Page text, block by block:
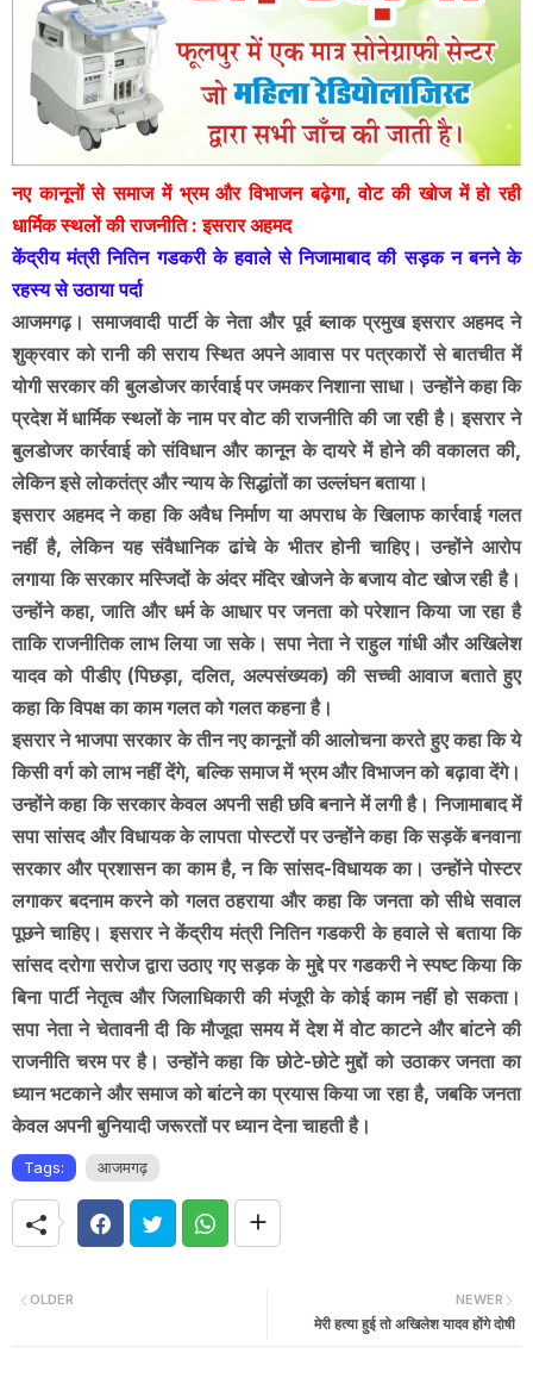
नए कानूनों से समाज में भ्रम और विभाजन बढ़ेगा, वोट की खोज में हो रही
धार्मिक स्थलों की राजनीति : इसरार अहमद
केंद्रीय मंत्री नितिन गडकरी के हवाले से निजामाबाद की सड़क न बनने के
रहस्य से उठाया पर्दा
आजमगढ़। समाजवादी पार्टी के नेता और पूर्व ब्लाक प्रमुख इसरार अहमद ने
शुक्रवार को रानी की सराय स्थित अपने आवास पर पत्रकारों से बातचीत में
योगी सरकार की बुलडोजर कार्रवाई पर जमकर निशाना साधा। उन्होंने कहा कि
प्रदेश में धार्मिक स्थलों के नाम पर वोट की राजनीति की जा रही है। इसरार ने
बुलडोजर कार्रवाई को संविधान और कानून के दायरे में होने की वकालत की,
लेकिन इसे लोकतंत्र और न्याय के सिद्धांतों का उल्लंघन बताया।
इसरार अहमद ने कहा कि अवैध निर्माण या अपराध के खिलाफ कार्रवाई गलत
नहीं है, लेकिन यह संवैधानिक ढांचे के भीतर होनी चाहिए। उन्होंने आरोप
लगाया कि सरकार मस्जिदों के अंदर मंदिर खोजने के बजाय वोट खोज रही है।
उन्होंने कहा, जाति और धर्म के आधार पर जनता को परेशान किया जा रहा है
ताकि राजनीतिक लाभ लिया जा सके। सपा नेता ने राहुल गांधी और अखिलेश
यादव को पीडीए (पिछड़ा, दलित, अल्पसंख्यक) की सच्ची आवाज बताते हुए
कहा कि विपक्ष का काम गलत को गलत कहना है।
इसरार ने भाजपा सरकार के तीन नए कानूनों की आलोचना करते हुए कहा कि ये
किसी वर्ग को लाभ नहीं देंगे, बल्कि समाज में भ्रम और विभाजन को बढ़ावा देंगे।
उन्होंने कहा कि सरकार केवल अपनी सही छवि बनाने में लगी है। निजामाबाद में
सपा सांसद और विधायक के लापता पोस्टरों पर उन्होंने कहा कि सड़कें बनवाना
सरकार और प्रशासन का काम है, न कि सांसद-विधायक का। उन्होंने पोस्टर
लगाकर बदनाम करने को गलत ठहराया और कहा कि जनता को सीधे सवाल
पूछने चाहिए। इसरार ने केंद्रीय मंत्री नितिन गडकरी के हवाले से बताया कि
सांसद दरोगा सरोज द्वारा उठाए गए सड़क के मुद्दे पर गडकरी ने स्पष्ट किया कि
बिना पार्टी नेतृत्व और जिलाधिकारी की मंजूरी के कोई काम नहीं हो सकता।
सपा नेता ने चेतावनी दी कि मौजूदा समय में देश में वोट काटने और बांटने की
राजनीति चरम पर है। उन्होंने कहा कि छोटे-छोटे मुद्दों को उठाकर जनता का
ध्यान भटकाने और समाज को बांटने का प्रयास किया जा रहा है, जबकि जनता
केवल अपनी बुनियादी जरूरतों पर ध्यान देना चाहती है।
Tags: आजमगढ़
NEWER
मेरी हत्या हुई तो अखिलेश यादव होंगे दोषी
OLDER